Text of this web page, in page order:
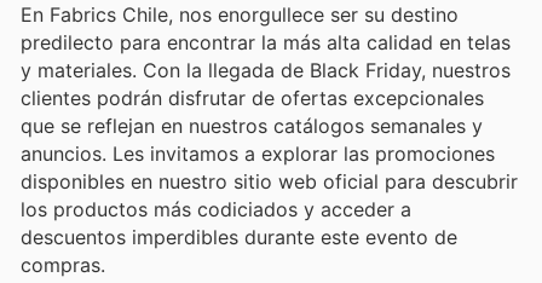
En Fabrics Chile, nos enorgullece ser su destino
predilecto para encontrar la más alta calidad en telas
y materiales. Con la llegada de Black Friday, nuestros
clientes podrán disfrutar de ofertas excepcionales
que se reflejan en nuestros catálogos semanales y
anuncios. Les invitamos a explorar las promociones
disponibles en nuestro sitio web oficial para descubrir
los productos más codiciados y acceder a
descuentos imperdibles durante este evento de
compras.